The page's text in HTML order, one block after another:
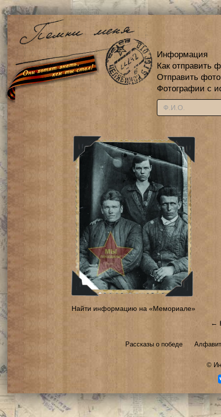
Информация
Как отправить
Отправить
Фотографии с
Найти информацию на «Мемориале»
←
Рассказы о победе
©